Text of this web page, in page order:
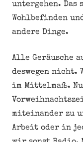
untergehen. Das
Wohlbefinden
andere Dinge.
Alle Geräusche
deswegen nicht.
im Mittelmaß.
miteinander zu
Arbeit oder in